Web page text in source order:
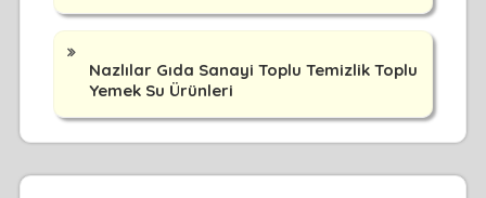
Nazlılar Gıda Sanayi Toplu Temizlik Toplu
Yemek Su Ürünleri